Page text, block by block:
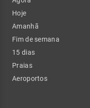
Hoje
Amanhã
Fim de semana
15 dias
Praias
Aeroportos